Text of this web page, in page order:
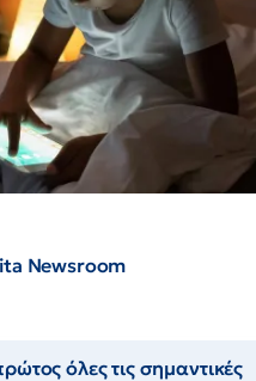
Newsroom
όλες τις σημαντικές